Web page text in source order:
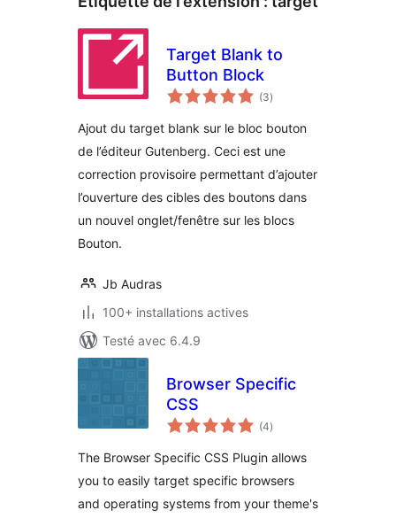
Target Blank to
Button Block
(3notes
en
)
Ajout du target blank sur le bloc bouton
de l’éditeur Gutenberg. Ceci est une
correction provisoire permettant d’ajouter
l’ouverture des cibles des boutons dans
un nouvel onglet/fenêtre sur les blocs
Bouton.
Jb Audras
100+ installations actives
Testé avec 6.4.9
Browser Specific
CSS
(4notes
en
)
The Browser Specific CSS Plugin allows
you to easily target specific browsers
and operating systems from your theme's